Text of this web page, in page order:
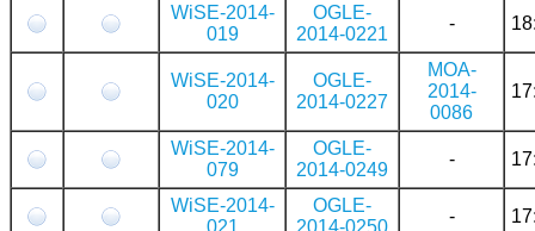
WiSE-2014-
019
OGLE-
2014-0221
-
WiSE-2014-
020
OGLE-
2014-0227
MOA-
2014-
0086
WiSE-2014-
079
OGLE-
2014-0249
-
WiSE-2014-
021
OGLE-
2014-0250
-